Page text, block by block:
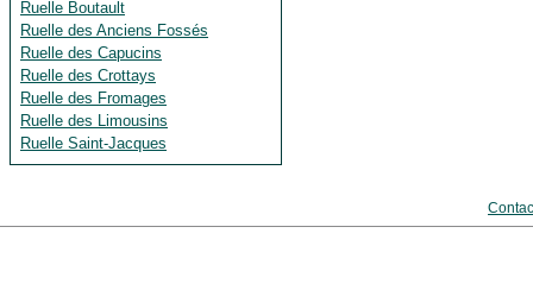
Ruelle Boutault
Ruelle des Anciens Fossés
Ruelle des Capucins
Ruelle des Crottays
Ruelle des Fromages
Ruelle des Limousins
Ruelle Saint-Jacques